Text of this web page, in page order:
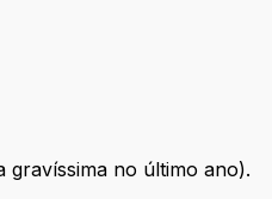
gravíssima no último ano).